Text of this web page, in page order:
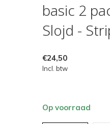
basic 2
Slojd -
€24,50
Incl. btw
Op voorraad